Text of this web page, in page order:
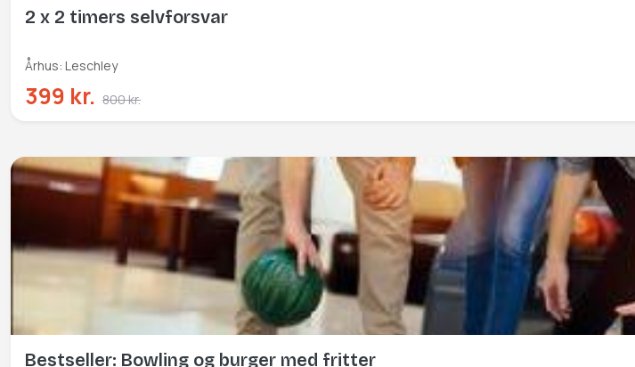
2 x 2 timers selvforsvar
Århus: Leschley
399 kr. 800 kr.
Bestseller: Bowling og burger med fritter